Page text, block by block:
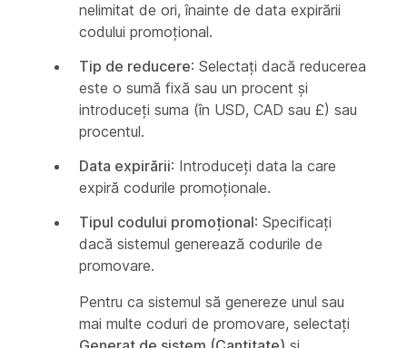
nelimitat de ori, înainte de data expirării
codului promoțional.
Tip de reducere: Selectați dacă reducerea
este o sumă fixă sau un procent și
introduceți suma (în USD, CAD sau £) sau
procentul.
Data expirării: Introduceți data la care
expiră codurile promoționale.
Tipul codului promoțional: Specificați
dacă sistemul generează codurile de
promovare.
Pentru ca sistemul să genereze unul sau
mai multe coduri de promovare, selectați